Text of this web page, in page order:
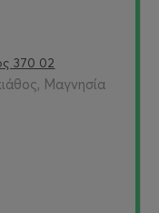
370 02
Μαγνησία